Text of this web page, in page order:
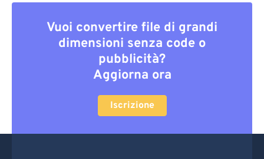
Vuoi convertire file di grandi
dimensioni senza code o
pubblicità?
Aggiorna ora
Iscrizione